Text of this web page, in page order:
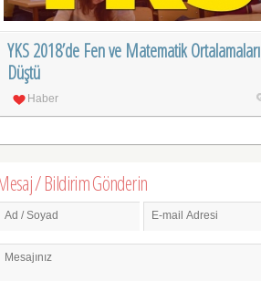
YKS 2018’de Fen ve Matematik Ortalamaları
Düştü
Haber
/ Bildirim Gönderin
Ad / Soyad E-mail Adresi
Mesajınız